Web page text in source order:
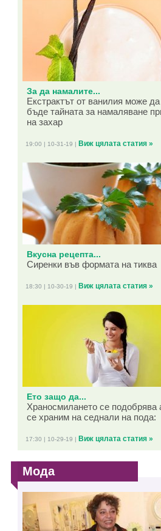
За да намалите...
Екстрактът от ванилия може да
бъде тайната за намаляване
на захар
19:00 | 10-31-19 | Виж цялата статия »
Вкусна рецепта...
Сиренки във формата на тиква
18:30 | 10-30-19 | Виж цялата статия »
Ето защо да...
Храносмилането се подобрява
се храним на седнали на пода:
17:30 | 10-29-19 | Виж цялата статия »
Мода